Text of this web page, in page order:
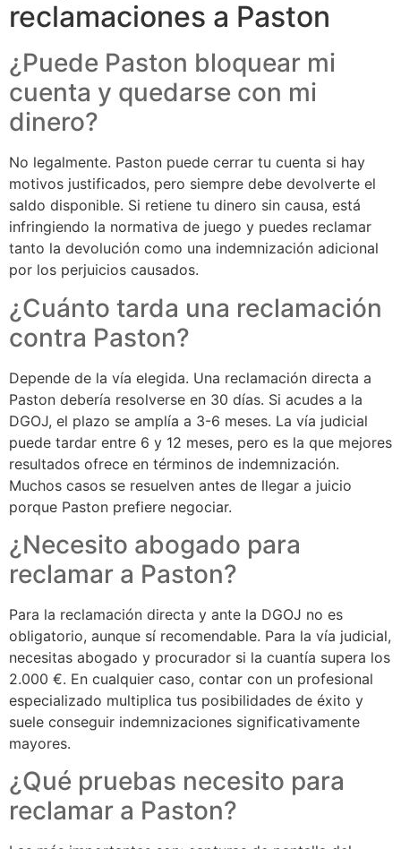
reclamaciones a Paston
¿Puede Paston bloquear mi
cuenta y quedarse con mi
dinero?
No legalmente. Paston puede cerrar tu cuenta si hay
motivos justificados, pero siempre debe devolverte el
saldo disponible. Si retiene tu dinero sin causa, está
infringiendo la normativa de juego y puedes reclamar
tanto la devolución como una indemnización adicional
por los perjuicios causados.
¿Cuánto tarda una reclamación
contra Paston?
Depende de la vía elegida. Una reclamación directa a
Paston debería resolverse en 30 días. Si acudes a la
DGOJ, el plazo se amplía a 3-6 meses. La vía judicial
puede tardar entre 6 y 12 meses, pero es la que mejores
resultados ofrece en términos de indemnización.
Muchos casos se resuelven antes de llegar a juicio
porque Paston prefiere negociar.
¿Necesito abogado para
reclamar a Paston?
Para la reclamación directa y ante la DGOJ no es
obligatorio, aunque sí recomendable. Para la vía judicial,
necesitas abogado y procurador si la cuantía supera los
2.000 €. En cualquier caso, contar con un profesional
especializado multiplica tus posibilidades de éxito y
suele conseguir indemnizaciones significativamente
mayores.
¿Qué pruebas necesito para
reclamar a Paston?